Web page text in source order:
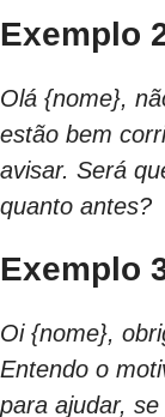
Exemplo
Olá {nome},
estão bem
avisar. Será
quanto antes?
Exemplo
Oi {nome},
Entendo o
para ajudar, se